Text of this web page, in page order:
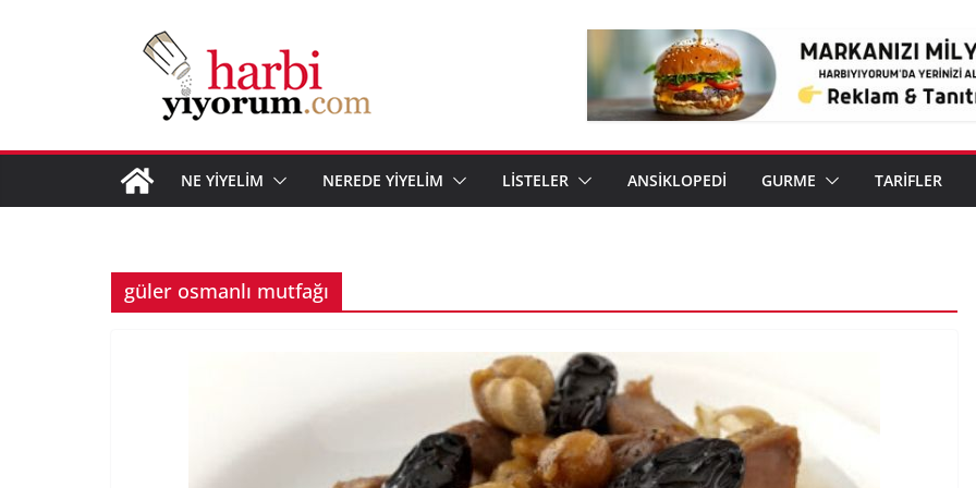
NE YİYELİM NEREDE YİYELİM LİSTELER ANSİKLOPEDİ GURME TARİFLER
güler osmanlı mutfağı